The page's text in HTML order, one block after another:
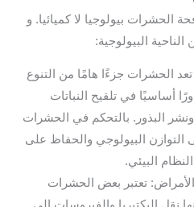
بيولوجيا لا كميائيا. و
البيولوجية:
الحشرات جزءًا هامًا من التنوع
أساسيًا في تلقيح النباتات
البذور. بالتحكم في الحشرات
التوازن البيولوجي والحفاظ على
البيئي.
تعتبر بعض الحشرات